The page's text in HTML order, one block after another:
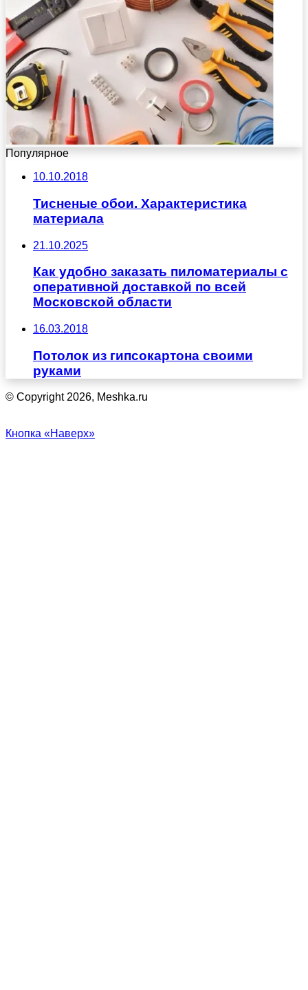
Популярное
10.10.2018
Тисненые обои. Характеристика
материала
21.10.2025
Как удобно заказать пиломатериалы с
оперативной доставкой по всей
Московской области
16.03.2018
Потолок из гипсокартона своими
руками
© Copyright 2026, Meshka.ru
Кнопка «Наверх»